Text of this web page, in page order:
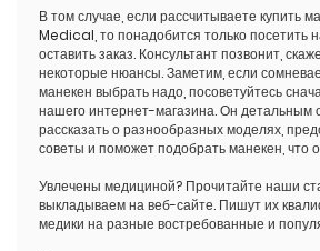
В том случае, если рассчитываете купить
Medical , то понадобится только посетить
оставить заказ. Консультант позвонит,
некоторые нюансы. Заметим, если
манекен выбрать надо, посоветуйтесь
нашего интернет-магазина. Он детальным
рассказать о разнообразных моделях,
советы и поможет подобрать манекен, что
Увлечены медициной? Прочитайте наши
выкладываем на веб-сайте. Пишут их
медики на разные востребованные и